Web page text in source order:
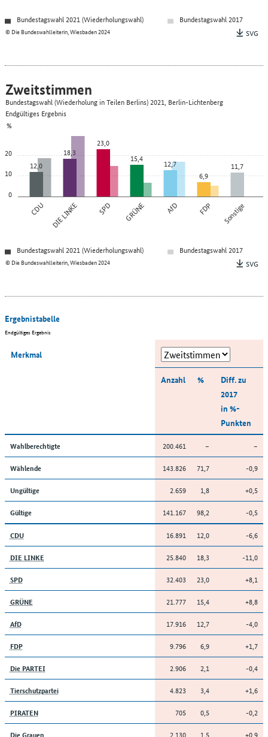
© Die Bundeswahlleiterin, Wiesbaden 2024
Bundestagswahl 2021 (Wiederholungswahl)
Bundestagswahl 2017
SVG
0
10
20
%
CDU DIE LINKE SPD GRÜNE AfD FDP Sonstige
12,0
18,3
23,0
15,4
12,7
6,9
11,7
© Die Bundeswahlleiterin, Wiesbaden 2024
Zweitstimmen
Bundestagswahl (Wiederholung in Teilen Berlins) 2021, Berlin-Lichtenberg
Endgültiges Ergebnis
Bundestagswahl 2021 (Wiederholungswahl)
Bundestagswahl 2017
SVG
Ergebnistabelle
Endgültiges Ergebnis
Merkmal
Anzahl %
Diff. zu
2017
in %-
Punkten
Wahlberechtigte 200.461 – –
Wählende 143.826 71,7 -0,9
Ungültige 2.659 1,8 +0,5
Gültige 141.167 98,2 -0,5
CDU 16.891 12,0 -6,6
DIE LINKE 25.840 18,3 -11,0
SPD 32.403 23,0 +8,1
GRÜNE 21.777 15,4 +8,8
AfD 17.916 12,7 -4,0
FDP 9.796 6,9 +1,7
Die PARTEI 2.906 2,1 -0,4
Tierschutzpartei 4.823 3,4 +1,6
PIRATEN 705 0,5 -0,2
Die Grauen 2.130 1,5 +0,9